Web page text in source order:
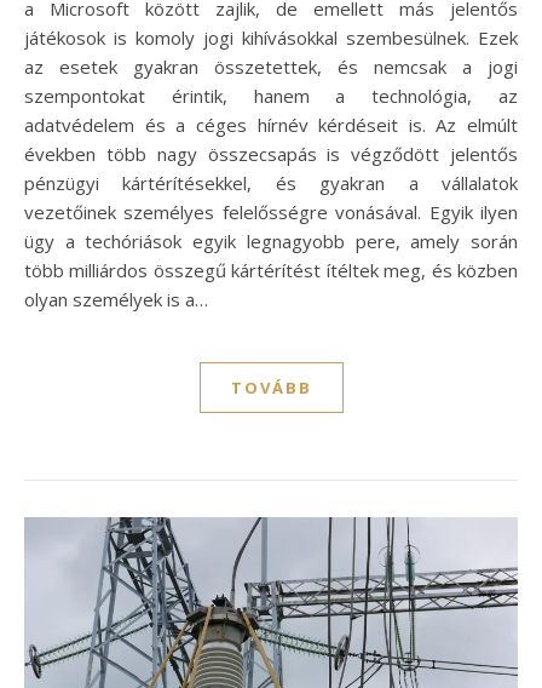
a Microsoft között zajlik, de emellett más jelentős
játékosok is komoly jogi kihívásokkal szembesülnek. Ezek
az esetek gyakran összetettek, és nemcsak a jogi
szempontokat érintik, hanem a technológia, az
adatvédelem és a céges hírnév kérdéseit is. Az elmúlt
években több nagy összecsapás is végződött jelentős
pénzügyi kártérítésekkel, és gyakran a vállalatok
vezetőinek személyes felelősségre vonásával. Egyik ilyen
ügy a techóriások egyik legnagyobb pere, amely során
több milliárdos összegű kártérítést ítéltek meg, és közben
olyan személyek is a…
TOVÁBB